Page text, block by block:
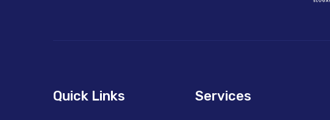
Quick Links Services